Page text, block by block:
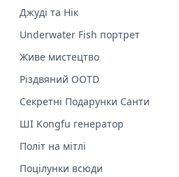
Джуді та Нік
Underwater Fish портрет
Живе мистецтво
Різдвяний OOTD
Секретні Подарунки Санти
ШІ Kongfu генератор
Політ на мітлі
Поцілунки всюди